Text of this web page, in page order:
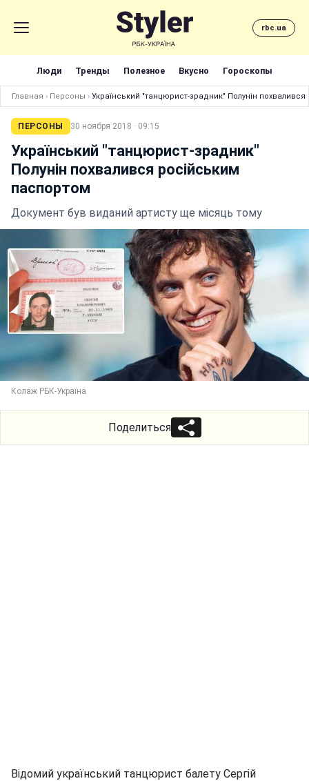
rbc.ua
Люди Тренды Полезное Вкусно Гороскопы
Главная › Персоны › Український "танцюрист-зрадник" Полунін
ПЕРСОНЫ 30 ноября 2018 · 09:15
Український "танцюрист-зрадник"
Полунін похвалився російським
паспортом
Документ був виданий артисту ще місяць тому
Колаж РБК-Україна
Поделиться
Відомий український танцюрист балету Сергій